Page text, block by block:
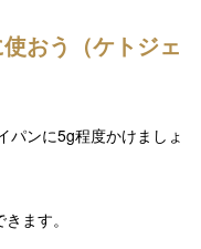
おう（ケトジェ
パンに5g程度かけましょ
ます。